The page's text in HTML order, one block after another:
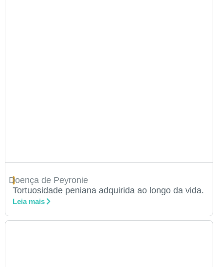
Doença de Peyronie
Tortuosidade peniana adquirida ao longo da vida.
Leia mais